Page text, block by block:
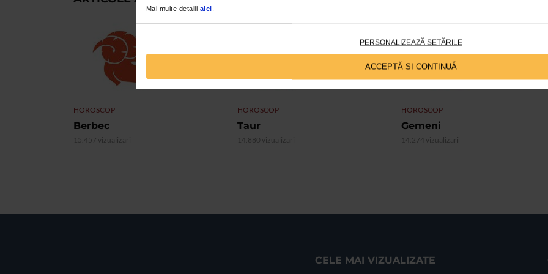
Mai multe detalii aici.
PERSONALIZEAZĂ SETĂRILE
ACCEPTĂ SI CONTINUĂ
HOROSCOP
Berbec
15.457 vizualizari
HOROSCOP
Taur
14.880 vizualizari
HOROSCOP
Gemeni
14.274 vizualizari
CELE MAI VIZUALIZATE